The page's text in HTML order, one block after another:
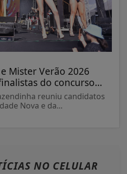
Mister Verão 2026
do concurso...
reuniu candidatos
Nova e da...
NO CELULAR